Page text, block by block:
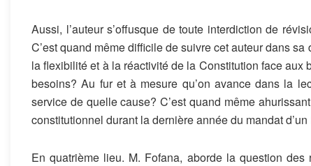
Aussi, l’auteur s’offusque de toute interdiction de
C’est quand même difficile de suivre cet auteur dans
la flexibilité et à la réactivité de la Constitution face
besoins? Au fur et à mesure qu’on avance dans la
service de quelle cause? C’est quand même
constitutionnel durant la dernière année du mandat
En quatrième lieu. M. Fofana, aborde la question